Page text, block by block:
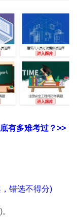
有多难考过？>>
错选不得分)